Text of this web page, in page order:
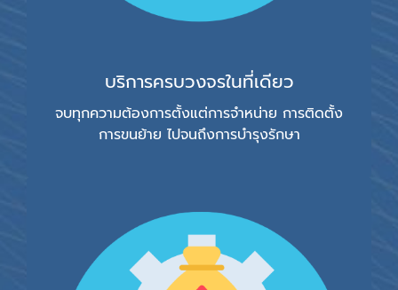
บริการครบวงจรในที่เดียว
จบทุกความต้องการตั้งแต่การจำหน่าย การติดตั้ง
การขนย้าย ไปจนถึงการบำรุงรักษา